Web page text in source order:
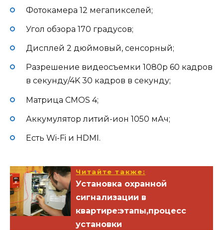
Фотокамера 12 мегапикселей;
Угол обзора 170 градусов;
Дисплей 2 дюймовый, сенсорный;
Разрешение видеосъемки 1080p 60 кадров
в секунду/4K 30 кадров в секунду;
Матрица СMOS 4;
Аккумулятор литий-ион 1050 мАч;
Есть Wi-Fi и HDMI.
Читайте также:
Установка охранной
сигнализации в
квартире:этапы,процесс
установки